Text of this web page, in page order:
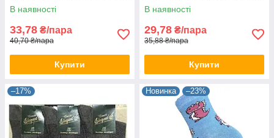
В наявності
33,78 ₴/пара
40,70 ₴/пара
Купити
В наявності
29,78 ₴/пара
35,88 ₴/пара
Купити
–17% Новинка –23%